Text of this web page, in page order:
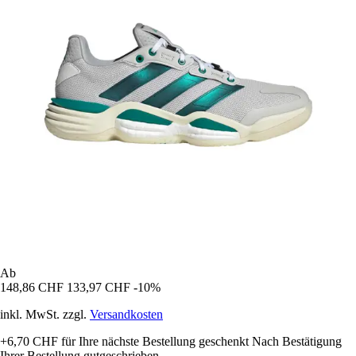
Ab
148,86 CHF 133,97 CHF -10%
inkl. MwSt. zzgl. Versandkosten
+6,70 CHF für Ihre nächste Bestellung geschenkt Nach Bestätigung